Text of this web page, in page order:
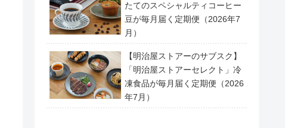
たてのスペシャルティコーヒー
豆が毎月届く定期便（2026年7
月）
【明治屋ストアーのサブスク】
「明治屋ストアーセレクト」冷
凍食品が毎月届く定期便（2026
年7月）